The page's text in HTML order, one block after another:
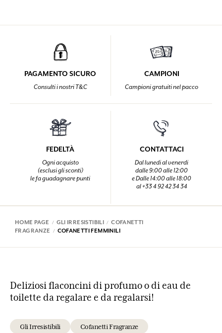
PAGAMENTO SICURO
Consulti i nostri T&C
CAMPIONI
Campioni gratuiti nel pacco
FEDELTÀ
Ogni acquisto
(esclusi gli sconti)
le fa guadagnare punti
CONTATTACI
Dal lunedi al venerdi
dalle 9:00 alle 12:00
e Dalle 14:00 alle 18:00
al +33 4 92 42 34 34
HOME PAGE GLI IRRESISTIBILI
COFANETTI
FRAGRANZE
COFANETTI FEMMINILI
Deliziosi flaconcini di profumo o di eau de
toilette da regalare e da regalarsi!
Gli Irresistibili Cofanetti Fragranze